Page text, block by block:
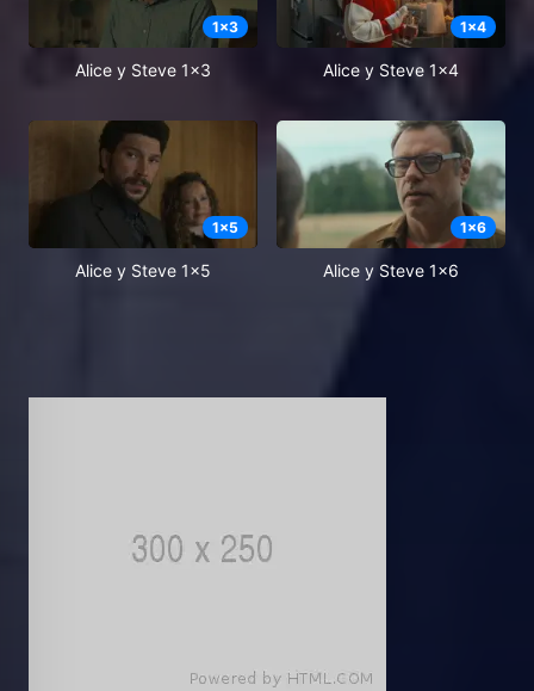
1x3
Alice y Steve 1x3
1x4
Alice y Steve 1x4
1x5
Alice y Steve 1x5
1x6
Alice y Steve 1x6